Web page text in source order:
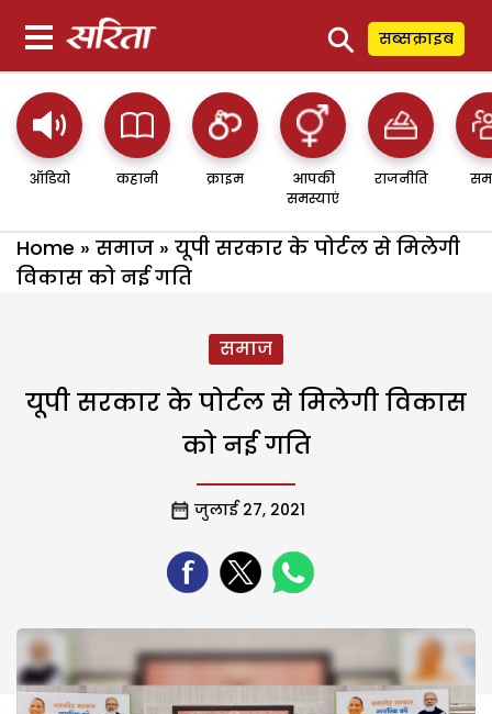
⚲ सब्सक्राइब
ऑडियो कहानी क्राइम
आपकी
समस्याएं
राजनीति
Home » समाज » यूपी सरकार के पोर्टल से मिलेगी
विकास को नई गति
समाज
यूपी सरकार के पोर्टल से मिलेगी विकास
को नई गति
जुलाई 27, 2021